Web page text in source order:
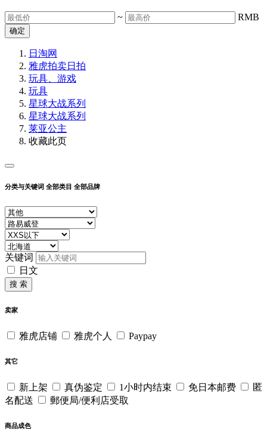
~ RMB
确定
日淘网
雅虎拍卖日拍
玩具、游戏
玩具
星球大战系列
星球大战系列
莱亚公主
收藏此页
分类与关键词 全部类目 全部品牌
关键词
日文
搜 索
卖家
雅虎店铺 雅虎个人 Paypay
其它
新上架 真伪鉴定 1小时内结束 免日本邮费
匿
名配送
郵便局/便利店受取
商品成色